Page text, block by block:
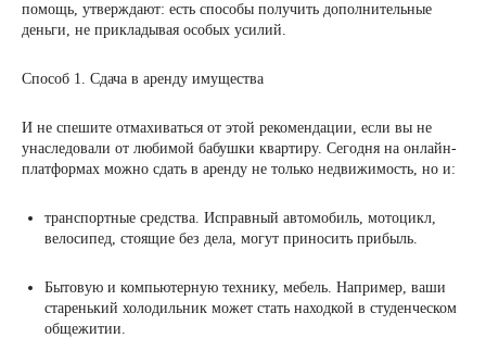
помощь, утверждают: есть способы получить дополнительные
деньги, не прикладывая особых усилий.
Способ 1. Сдача в аренду имущества
И не спешите отмахиваться от этой рекомендации, если вы не
унаследовали от любимой бабушки квартиру. Сегодня на онлайн-
платформах можно сдать в аренду не только недвижимость, но и:
транспортные средства. Исправный автомобиль, мотоцикл,
велосипед, стоящие без дела, могут приносить прибыль.
Бытовую и компьютерную технику, мебель. Например, ваши
старенький холодильник может стать находкой в студенческом
общежитии.